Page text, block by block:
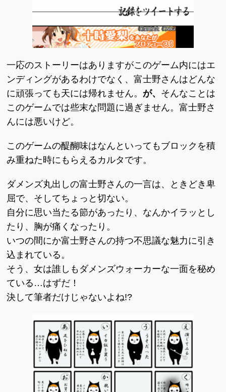
一応のストーリーはありますがこのゲーム内にはエ
ンディングがあるわけでなく、富士野さんはどんな
に頑張っても天には帰れません。 が、 そんなことは
このゲームでは些末な問題に過ぎません。富士野さ
んには悪いけど。
このゲームの醍醐味はなんといってもブロックを積
み重ねた時にもらえるカルタです。
ダメンズ丸出しの富士野さんの一言は、ときどき卑
屈で、そしてちょっと切ない。
自分に思い当たる節があったり、なんかイラッとし
たり、胸が痛くなったり。
いつの間にか富士野さんの持つ不思議な魅力に引き
込まれている。
そう、女は誰しもダメンズウォーカーな一面を秘め
ている…はずだ！
決して筆者だけじゃないよね!?